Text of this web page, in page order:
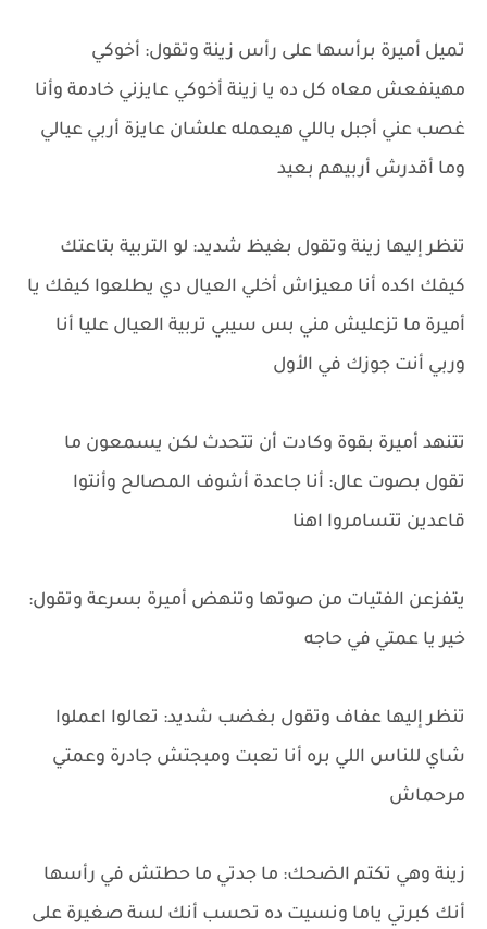
تميل أميرة برأسها على رأس زينة وتقول: أخوكي
مهينفعش معاه كل ده يا زينة أخوكي عايزني خادمة وأنا
غصب عني أجبل باللي هيعمله علشان عايزة أربي عيالي
وما أقدرش أربيهم بعيد
تنظر إليها زينة وتقول بغيظ شديد: لو التربية بتاعتك
كيفك اكده أنا معيزاش أخلي العيال دي يطلعوا كيفك يا
أميرة ما تزعليش مني بس سيبي تربية العيال عليا أنا
وربي أنت جوزك في الأول
تتنهد أميرة بقوة وكادت أن تتحدث لكن يسمعون ما
تقول بصوت عال: أنا جاعدة أشوف المصالح وأنتوا
قاعدين تتسامروا اهنا
يتفزعن الفتيات من صوتها وتنهض أميرة بسرعة وتقول:
خير يا عمتي في حاجه
تنظر إليها عفاف وتقول بغضب شديد: تعالوا اعملوا
شاي للناس اللي بره أنا تعبت ومبجتش جادرة وعمتي
مرحماش
زينة وهي تكتم الضحك: ما جدتي ما حطتش في رأسها
أنك كبرتي ياما ونسيت ده تحسب أنك لسة صغيرة على